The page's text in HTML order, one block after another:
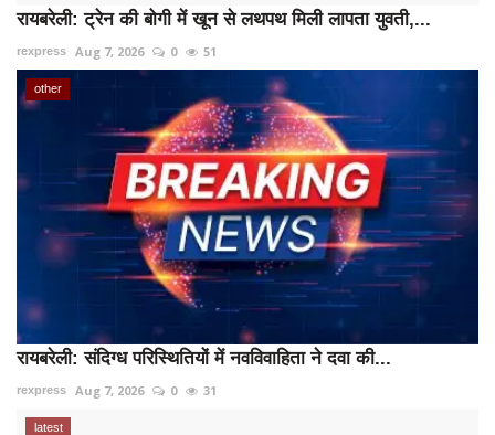
रायबरेली: ट्रेन की बोगी में खून से लथपथ मिली लापता युवती,...
rexpress Aug 7, 2026 0 51
other
रायबरेली: संदिग्ध परिस्थितियों में नवविवाहिता ने दवा की...
rexpress Aug 7, 2026 0 31
latest